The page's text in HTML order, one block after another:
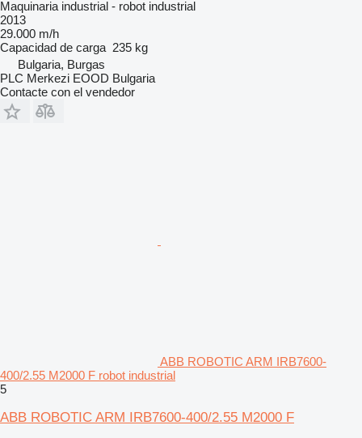
Maquinaria industrial - robot industrial
2013
29.000 m/h
Capacidad de carga 235 kg
Bulgaria, Burgas
PLC Merkezi EOOD Bulgaria
Contacte con el vendedor
ABB ROBOTIC ARM IRB7600-
400/2.55 M2000 F robot industrial
5
ABB ROBOTIC ARM IRB7600-400/2.55 M2000 F